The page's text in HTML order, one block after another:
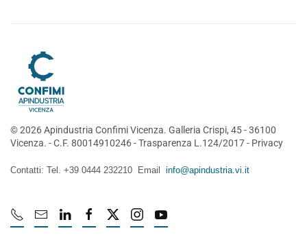
©2026Apindustria Confimi Vicenza. Galleria Crispi, 45 - 36100
Vicenza. - C.F. 80014910246 -Trasparenza L.124/2017- Privacy
Contatti: Tel. +39 0444 232210 Email info@apindustria.vi.it